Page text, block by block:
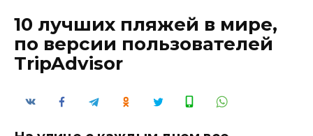
10 лучших пляжей в мире,
по версии пользователей
TripAdvisor